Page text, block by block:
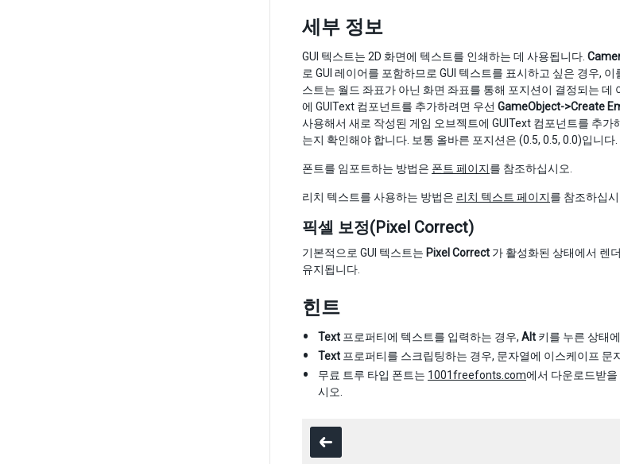
세부 정보
GUI 텍스트는 2D 화면에 텍스트를 인쇄하는 데 사용됩니다.
로 GUI 레이어를 포함하므로 GUI 텍스트를 표시하고 싶은 경우,
스트는 월드 좌표가 아닌 화면 좌표를 통해 포지션이 결정되는
에 GUIText 컴포넌트를 추가하려면 우선 GameObject->Create
사용해서 새로 작성된 게임 오브젝트에 GUIText 컴포넌트를 추
는지 확인해야 합니다. 보통 올바른 포지션은 (0.5, 0.5, 0.0)입니다.
폰트를 임포트하는 방법은 폰트 페이지를 참조하십시오.
리치 텍스트를 사용하는 방법은 리치 텍스트 페이지를 참조하십시
픽셀 보정(Pixel Correct)
기본적으로 GUI 텍스트는 Pixel Correct 가 활성화된 상태에서 렌
유지됩니다.
힌트
Text 프로퍼티에 텍스트를 입력하는 경우, Alt 키를 누른 상태
Text 프로퍼티를 스크립팅하는 경우, 문자열에 이스케이프 문
무료 트루 타입 폰트는 1001freefonts.com에서 다운로드받
시오.